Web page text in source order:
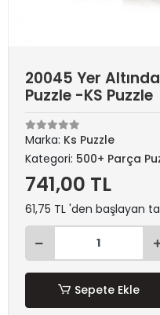
20045 Yer
Puzzle -KS Puzzle
Marka: Ks Puzzle
Kategori: 500+ Parça
741,00 TL
61,75 TL 'den başlayan
Sepete Ekle